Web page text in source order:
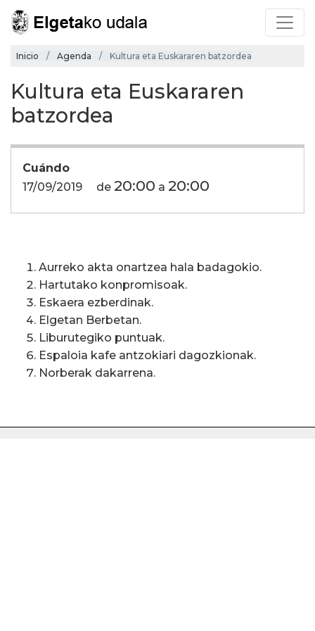
Inicio Agenda Kultura eta Euskararen batzordea
Kultura eta Euskararen
batzordea
Cuándo
17/09/2019
de 20:00 a 20:00
Aurreko akta onartzea hala badagokio.
Hartutako konpromisoak.
Eskaera ezberdinak.
Elgetan Berbetan.
Liburutegiko puntuak.
Espaloia kafe antzokiari dagozkionak.
Norberak dakarrena.